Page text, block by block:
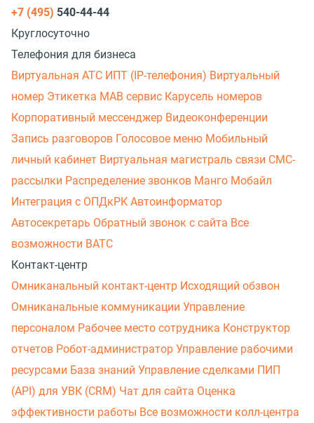
+7 (495) 540-44-44
Круглосуточно
Телефония для бизнеса
Виртуальная АТС ИПТ (IP-телефония) Виртуальный
номер Этикетка МАВ сервис Карусель номеров
Корпоративный мессенджер Видеоконференции
Запись разговоров Голосовое меню Мобильный
личный кабинет Виртуальная магистраль связи СМС-
рассылки Распределение звонков Манго Мобайл
Интеграция с ОПДкРК Автоинформатор
Автосекретарь Обратный звонок с сайта Все
возможности ВАТС
Контакт-центр
Омниканальный контакт-центр Исходящий обзвон
Омниканальные коммуникации Управление
персоналом Рабочее место сотрудника Конструктор
отчетов Робот-администратор Управление рабочими
ресурсами База знаний Управление сделками ПИП
(API) для УВК (CRM) Чат для сайта Оценка
эффективности работы Все возможности колл-центра